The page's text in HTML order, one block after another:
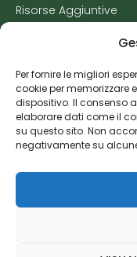
Per fornire le migliori
cookie per memorizzare
dispositivo. Il consenso
elaborare dati come il
su questo sito. Non
negativamente su
Risorse Aggiuntive